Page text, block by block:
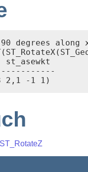
degrees along
st_asewkt
ST_RotateZ